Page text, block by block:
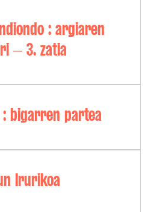
: argiaren
– 3. zatia
bigarren partea
Irurikoa